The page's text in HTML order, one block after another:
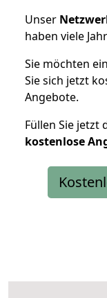
Unser
haben viele
Sie möchten
Sie sich jetzt
Angebote.
Füllen Sie jetzt
kostenlose